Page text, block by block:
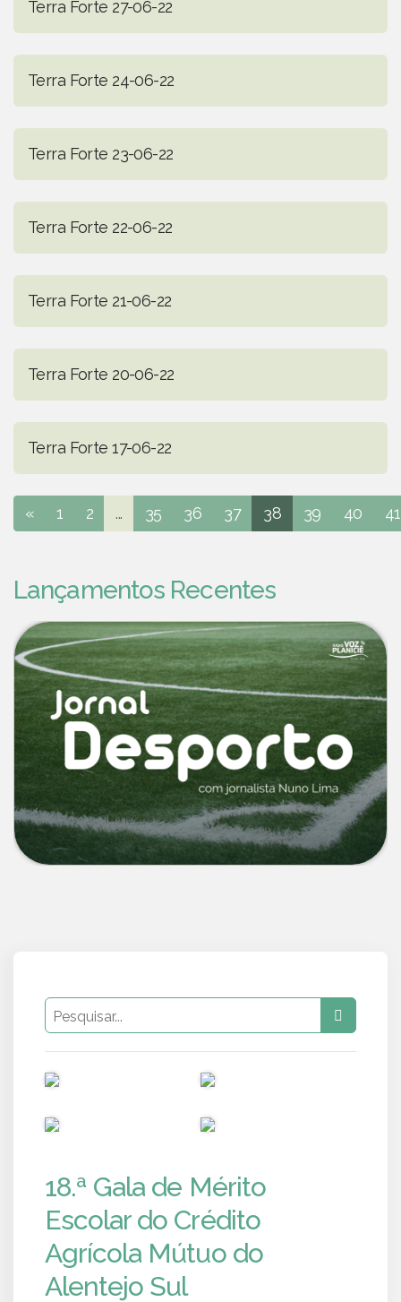
Terra Forte 27-06-22
Terra Forte 24-06-22
Terra Forte 23-06-22
Terra Forte 22-06-22
Terra Forte 21-06-22
Terra Forte 20-06-22
Terra Forte 17-06-22
« 1 2 ... 35 36 37 38 39 40 41
Lançamentos Recentes
18.ª Gala de Mérito
Escolar do Crédito
Agrícola Mútuo do
Alentejo Sul